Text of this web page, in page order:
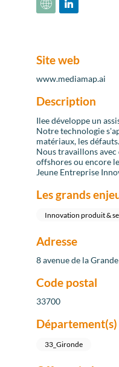
Site web
www.mediamap.ai
Description
Ilee développe un
Notre technologie
matériaux, les
Nous travaillons avec
offshores ou encore
Jeune Entreprise
Les grands
Innovation produit &
Adresse
8 avenue de la
Code postal
33700
Département(s)
33_Gironde